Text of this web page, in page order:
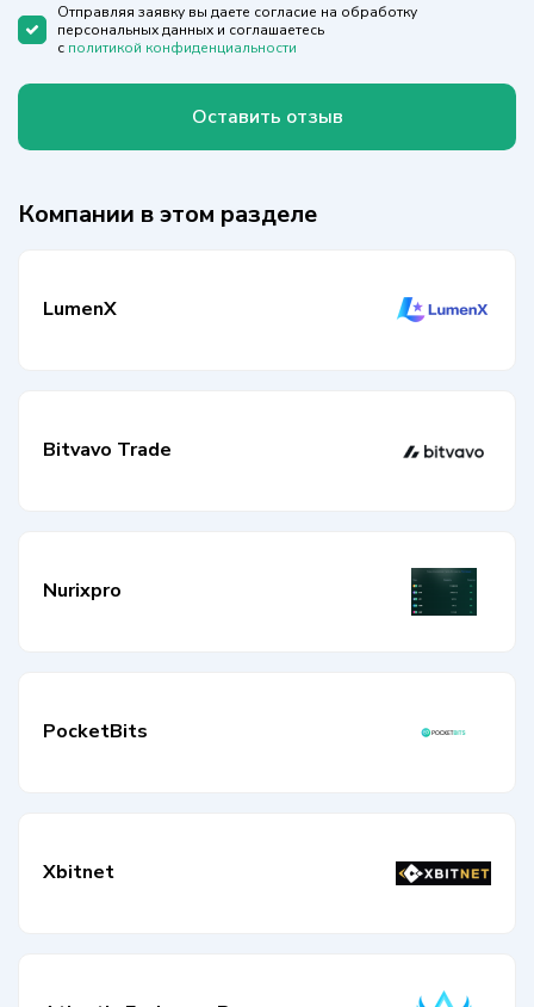
Отправляя заявку вы даете согласие на обработку
персональных данных и соглашаетесь
с политикой конфиденциальности
Оставить отзыв
Компании в этом разделе
LumenX
Bitvavo Trade
Nurixpro
PocketBits
Xbitnet